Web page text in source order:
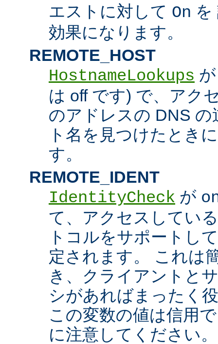
エストに対して On を
効果になります。
REMOTE_HOST
HostnameLookups
は off です) で、アク
のアドレスの DNS
ト名を見つけたとき
す。
REMOTE_IDENT
IdentityCheck が
て、アクセスしてい
トコルをサポートし
定されます。 これは
き、クライアントと
シがあればまったく
この変数の値は信用
に注意してください。